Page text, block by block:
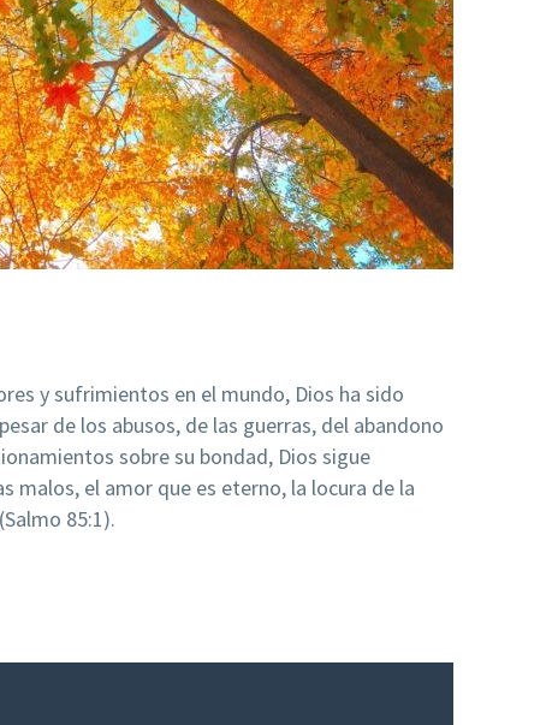
y sufrimientos en el mundo, Dios ha sido
de los abusos, de las guerras, del abandono
sobre su bondad, Dios sigue
malos, el amor que es eterno, la locura de la
85:1).